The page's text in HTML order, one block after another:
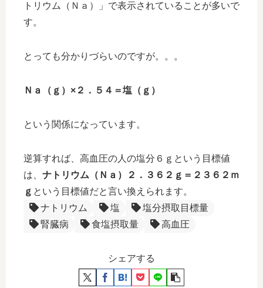
トリウム（Ｎａ）」で表示されていることが多いで
す。
とっても分かりづらいのですが。。。
Ｎａ（ｇ）×２．５４＝塩（ｇ）
という関係になっています。
逆算すれば、高血圧の人の塩分６ｇという目標値
は、 ナトリウム（Ｎａ）２．３６２ｇ＝２３６２ｍ
ｇ という目標値だと言い換えられます。
ナトリウム
塩
塩分摂取目標量
腎臓病
食塩摂取量 高血圧
シェアする